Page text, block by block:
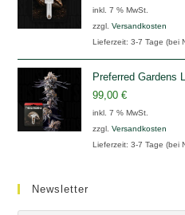
inkl. 7 % MwSt.
zzgl.Versandkosten
Lieferzeit:3-7 Tage (bei
Preferred Gardens
99,00€
inkl. 7 % MwSt.
zzgl.Versandkosten
Lieferzeit:3-7 Tage (bei
Newsletter